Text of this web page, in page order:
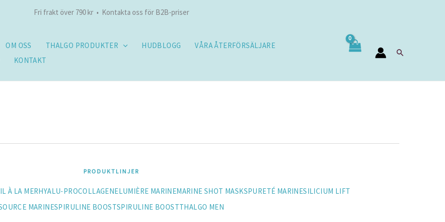
Fri frakt över 790 kr • Kontakta oss för B2B-priser
OM OSS THALGO PRODUKTER HUDBLOGG
VÅRA ÅTERFÖRSÄLJARE
KONTAKT
Sök
PRODUKTLINJER
À LA MERHYALU-PROCOLLAGENELUMIÈRE MARINEMARINE SHOT MASKSPURETÉ MARINESILICIUM LIFT
MARINESPIRULINE BOOSTSPIRULINE BOOSTTHALGO MEN